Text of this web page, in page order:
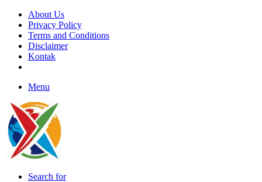
About Us
Privacy Policy
Terms and Conditions
Disclaimer
Kontak
Menu
Search for